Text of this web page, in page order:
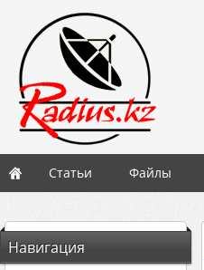
Статьи Файлы
Навигация